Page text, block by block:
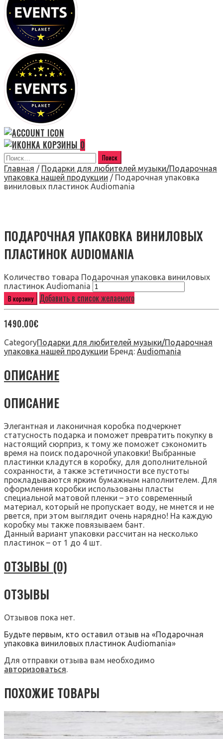
0
Главная / Подарки для любителей музыки/Подарочная
упаковка нашей продукции / Подарочная упаковка
виниловых пластинок Audiomania
ПОДАРОЧНАЯ УПАКОВКА ВИНИЛОВЫХ
ПЛАСТИНОК AUDIOMANIA
Количество товара Подарочная упаковка виниловых
пластинок Audiomania
В корзину Добавить в список желаемого
1490.00€
CategoryПодарки для любителей музыки/Подарочная
упаковка нашей продукции Бренд: Audiomania
ОПИСАНИЕ
ОПИСАНИЕ
Элегантная и лаконичная коробка подчеркнет
статусность подарка и поможет превратить покупку в
настоящий сюрприз, к тому же поможет сэкономить
время на поиск подарочной упаковки! Выбранные
пластинки кладутся в коробку, для дополнительной
сохранности, а также эстетичности все пустоты
прокладываются ярким бумажным наполнителем. Для
оформления коробки использованы пласты
специальной матовой пленки – это современный
материал, который не пропускает воду, не мнется и не
рвется, при этом выглядит очень нарядно! На каждую
коробку мы также повязываем бант.
Данный вариант упаковки рассчитан на несколько
пластинок – от 1 до 4 шт.
ОТЗЫВЫ (0)
ОТЗЫВЫ
Отзывов пока нет.
Будьте первым, кто оставил отзыв на «Подарочная
упаковка виниловых пластинок Audiomania»
Для отправки отзыва вам необходимо
авторизоваться.
ПОХОЖИЕ ТОВАРЫ